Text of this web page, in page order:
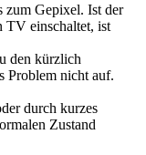
zum Gepixel. Ist der
TV einschaltet, ist
den kürzlich
Problem nicht auf.
durch kurzes
Zustand